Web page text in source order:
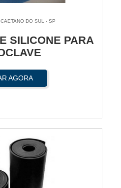
DO SUL - SP
SILICONE PARA
AGORA